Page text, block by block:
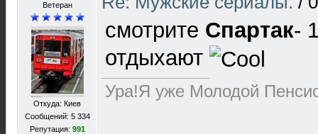
Ветеран
Откуда: Киев
Сообщений: 5 334
Репутация: 991
смотрите Спартак-
отдыхают
Ура!Я уже Молодой